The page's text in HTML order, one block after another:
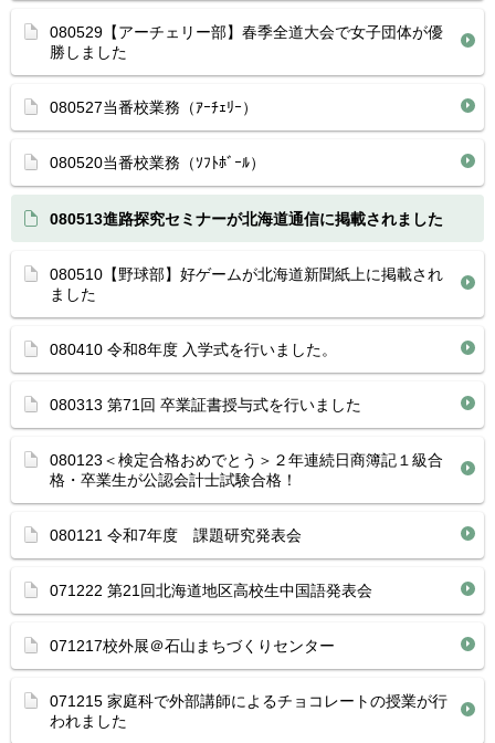
080529【アーチェリー部】春季全道大会で女子団体が優
勝しました
080527当番校業務（ｱｰﾁｪﾘｰ）
080520当番校業務（ｿﾌﾄﾎﾞｰﾙ）
080513進路探究セミナーが北海道通信に掲載されました
080510【野球部】好ゲームが北海道新聞紙上に掲載され
ました
080410 令和8年度 入学式を行いました。
080313 第71回 卒業証書授与式を行いました
080123＜検定合格おめでとう＞２年連続日商簿記１級合
格・卒業生が公認会計士試験合格！
080121 令和7年度 課題研究発表会
071222 第21回北海道地区高校生中国語発表会
071217校外展＠石山まちづくりセンター
071215 家庭科で外部講師によるチョコレートの授業が行
われました